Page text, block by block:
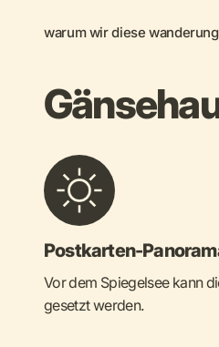
warum wir diese
Postkarten-
Vor dem Spiegelsee kann
gesetzt werden.